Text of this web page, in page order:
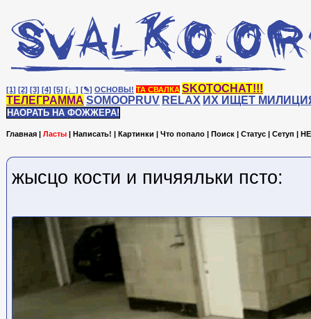
[1] [2] [3] [4] [5] [♩] [✎] ОСНОВЫ! ТА СВАЛКА SKOTOCHAT!!!
ТЕЛЕГРАММА SOMOOPRUV RELAX ИХ ИЩЕТ
НАОРАТЬ НА ФОЖЖЕРА!
Главная | Ласты | Написать! | Картинки | Что попало | Поиск | Статус | Сетуп |
жысцо кости и пичяяльки псто: